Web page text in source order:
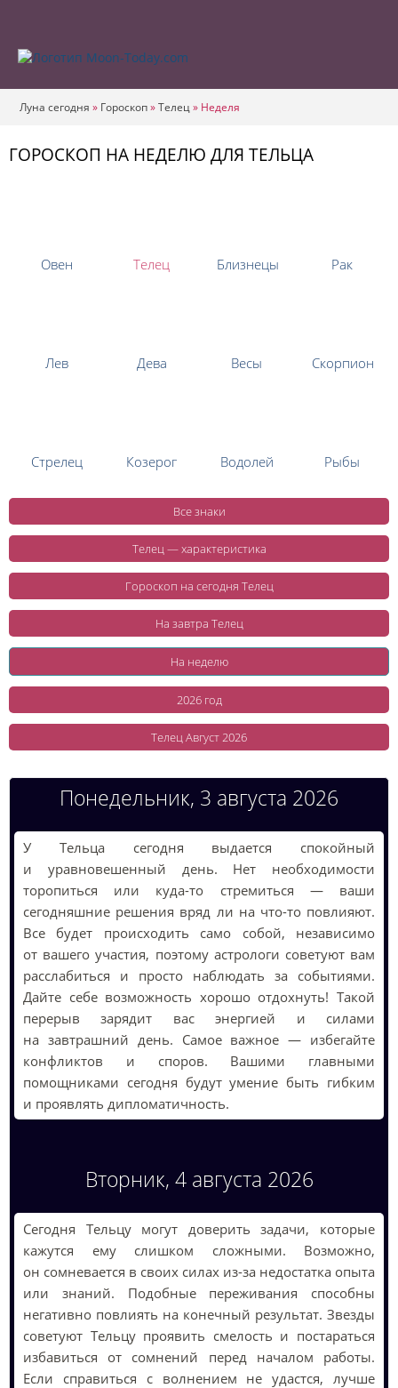
Луна сегодня » Гороскоп»Телец» Неделя
ГОРОСКОП НА НЕДЕЛЮ ДЛЯ ТЕЛЬЦА
Овен Телец Близнецы Рак
Лев Дева Весы Скорпион
Стрелец Козерог Водолей Рыбы
Все знаки
Телец — характеристика
Гороскоп на сегодня Телец
На завтра Телец
На неделю
2026 год
Телец Август 2026
Понедельник, 3 августа 2026
У Тельца сегодня выдается спокойный
и уравновешенный день. Нет необходимости
торопиться или куда-то стремиться — ваши
сегодняшние решения вряд ли на что-то повлияют.
Все будет происходить само собой, независимо
от вашего участия, поэтому астрологи советуют вам
расслабиться и просто наблюдать за событиями.
Дайте себе возможность хорошо отдохнуть! Такой
перерыв зарядит вас энергией и силами
на завтрашний день. Самое важное — избегайте
конфликтов и споров. Вашими главными
помощниками сегодня будут умение быть гибким
и проявлять дипломатичность.
Вторник, 4 августа 2026
Сегодня Тельцу могут доверить задачи, которые
кажутся ему слишком сложными. Возможно,
он сомневается в своих силах из-за недостатка опыта
или знаний. Подобные переживания способны
негативно повлиять на конечный результат. Звезды
советуют Тельцу проявить смелость и постараться
избавиться от сомнений перед началом работы.
Если справиться с волнением не удастся, лучше